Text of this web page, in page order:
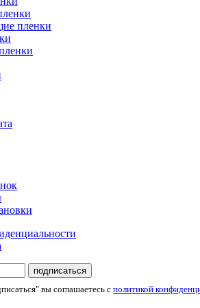
пленки
подписаться
вы соглашаетесь с политикой